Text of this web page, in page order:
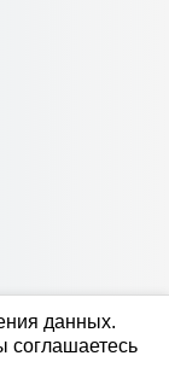
данных.
соглашаетесь